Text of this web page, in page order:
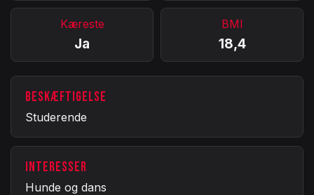
Kæreste
Ja
BMI
18,4
BESKÆFTIGELSE
Studerende
INTERESSER
Hunde og dans